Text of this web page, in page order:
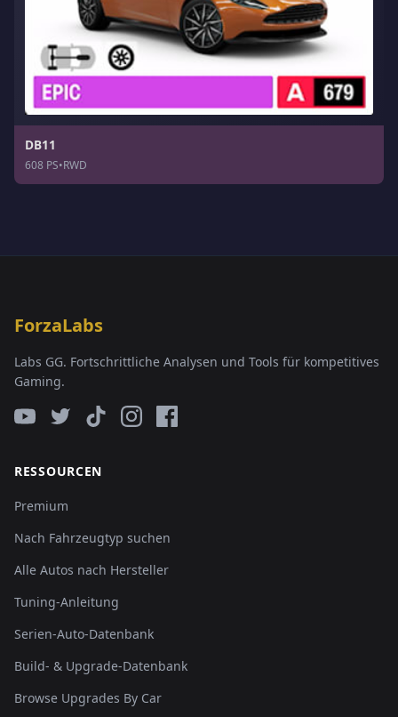
DB11
608 PS•RWD
ForzaLabs
Labs GG. Fortschrittliche Analysen und Tools für kompetitives
Gaming.
RESSOURCEN
Premium
Nach Fahrzeugtyp suchen
Alle Autos nach Hersteller
Tuning-Anleitung
Serien-Auto-Datenbank
Build- & Upgrade-Datenbank
Browse Upgrades By Car